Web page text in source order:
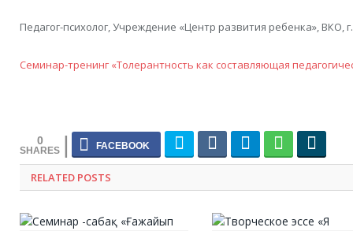
Педагог-психолог, Учреждение «Центр развития ребенка», ВКО,
Семинар-тренинг «Толерантность как составляющая
0
RELATED POSTS